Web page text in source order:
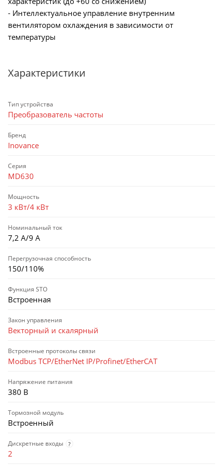
- Интеллектуальное управление внутренним
вентилятором охлаждения в зависимости от
температуры
Характеристики
Тип устройства
Преобразователь частоты
Бренд
Inovance
Серия
MD630
Мощность
3 кВт/4 кВт
Номинальный ток
7,2 А/9 А
Перегрузочная способность
150/110%
Функция STO
Встроенная
Закон управления
Векторный и скалярный
Встроенные протоколы связи
Modbus TCP/EtherNet IP/Profinet/EtherCAT
Напряжение питания
380 В
Тормозной модуль
Встроенный
Дискретные входы ?
2